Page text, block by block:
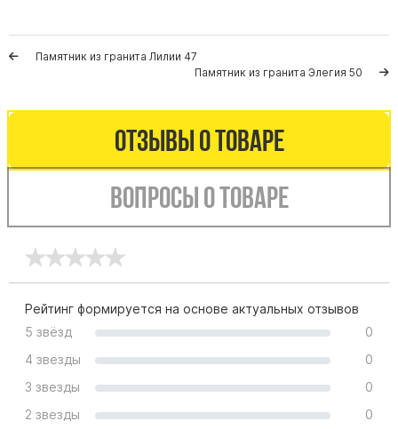
Ограды из гранита
Столбы для ограды чугун
Ограды металл
Тротуарная плитка
Вазы из гранита
Скульптуры "Ангел" литиевые
Памятник из гранита Лилии 47
Памятник из гранита Элегия 50
Отзывы о товаре
Вопросы о товаре
Рейтинг формируется на основе актуальных отзывов
5 звёзд
0
4 звезды
0
3 звезды
0
2 звезды
0